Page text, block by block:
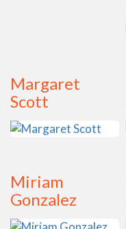
Margaret
Scott
Miriam
Gonzalez